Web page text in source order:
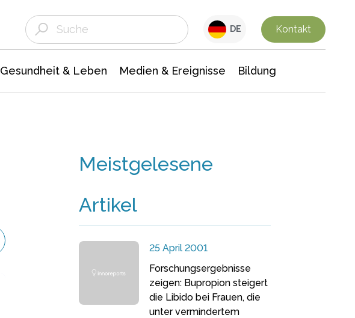
DE Kontakt
Gesundheit & Leben Medien & Ereignisse Bildung
Meistgelesene
Artikel
25 April 2001
Forschungsergebnisse
zeigen: Bupropion steigert
die Libido bei Frauen, die
unter vermindertem